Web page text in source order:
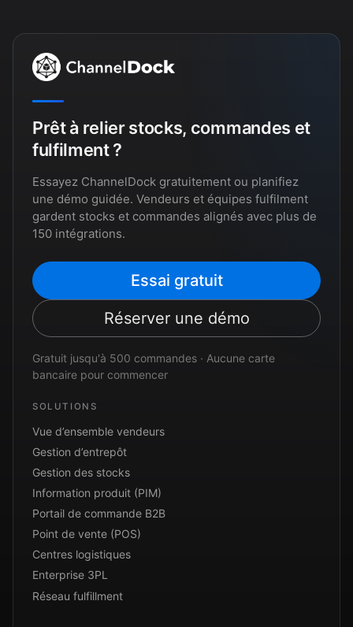
Prêt à relier stocks, commandes et
fulfilment ?
Essayez ChannelDock gratuitement ou planifiez
une démo guidée. Vendeurs et équipes fulfilment
gardent stocks et commandes alignés avec plus de
150 intégrations.
Essai gratuit
Réserver une démo
Gratuit jusqu'à 500 commandes · Aucune carte
bancaire pour commencer
SOLUTIONS
Vue d’ensemble vendeurs
Gestion d’entrepôt
Gestion des stocks
Information produit (PIM)
Portail de commande B2B
Point de vente (POS)
Centres logistiques
Enterprise 3PL
Réseau fulfillment